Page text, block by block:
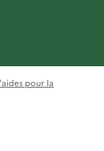
pour la